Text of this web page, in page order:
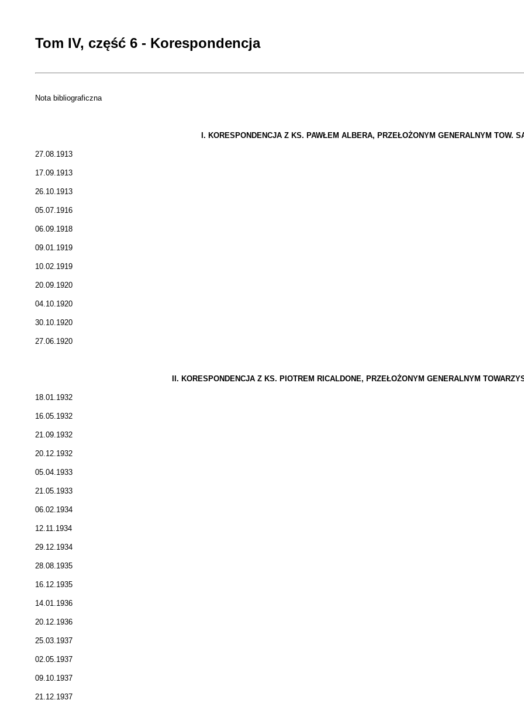
Tom IV, część 6 - Korespondencja
Nota bibliograficzna
I. KORESPONDENCJA Z KS. PAWŁEM ALBERA, PRZEŁOŻONYM GENERALNYM TOW.
27.08.1913
17.09.1913
26.10.1913
05.07.1916
06.09.1918
09.01.1919
10.02.1919
20.09.1920
04.10.1920
30.10.1920
27.06.1920
II. KORESPONDENCJA Z KS. PIOTREM RICALDONE, PRZEŁOŻONYM GENERALNYM
18.01.1932
16.05.1932
21.09.1932
20.12.1932
05.04.1933
21.05.1933
06.02.1934
12.11.1934
29.12.1934
28.08.1935
16.12.1935
14.01.1936
20.12.1936
25.03.1937
02.05.1937
09.10.1937
21.12.1937